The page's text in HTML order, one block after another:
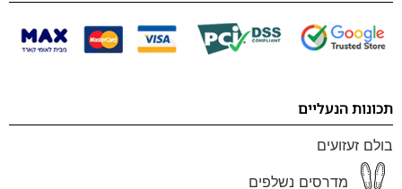
תכונות הנעליים
בולם זעזועים
מדרסים נשלפים